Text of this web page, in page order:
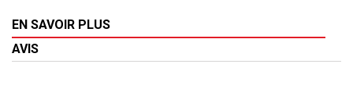
EN SAVOIR PLUS
AVIS